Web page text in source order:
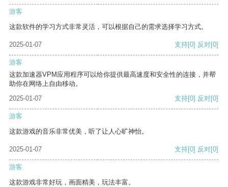
游客
这款软件的学习方式非常灵活，可以根据自己的需求选择学习方式。
2025-01-07 支持[0] 反对[0]
游客
这款加速器VPM应用程序可以给你提供最高速度和安全性的连接，并帮
助你在网络上自由移动。
2025-01-07
支持[0] 反对[0]
游客
这款游戏的音乐非常优美，听了让人心旷神怡。
2025-01-07 支持[0] 反对[0]
游客
这款游戏非常好玩，画面精美，玩法丰富。